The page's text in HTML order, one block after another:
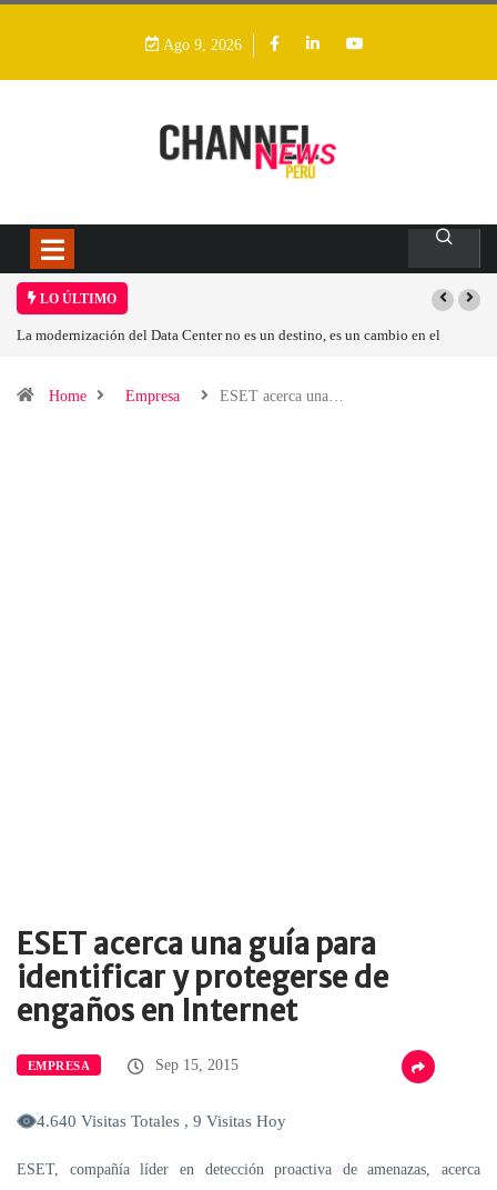
Ago 9, 2026
LO ÚLTIMO
destino, es un cambio en el Los ingresos por semiconductores aumentarán
Home Empresa ESET acerca una…
ESET acerca una guía para
identificar y protegerse de
engaños en Internet
EMPRESA Sep 15, 2015
4.640 Visitas Totales , 9 Visitas Hoy
ESET, compañía líder en detección proactiva de amenazas, acerca